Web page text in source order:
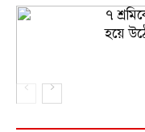
৭
হয়ে